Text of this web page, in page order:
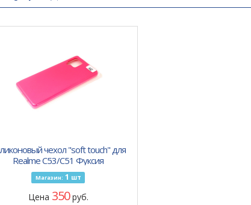
чехол "soft touch" для
Realme C53/C51 Фуксия
Магазин: 1 шт
Цена 350руб.